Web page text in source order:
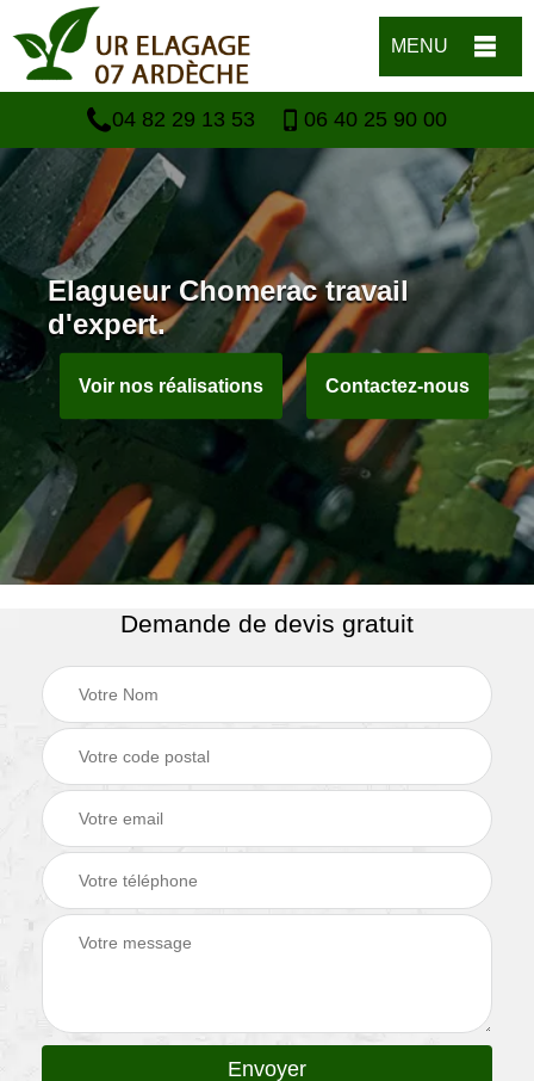
MENU
04 82 29 13 53 06 40 25 90 00
Elagueur Chomerac travail
d'expert.
Voir nos réalisations Contactez-nous
Demande de devis gratuit